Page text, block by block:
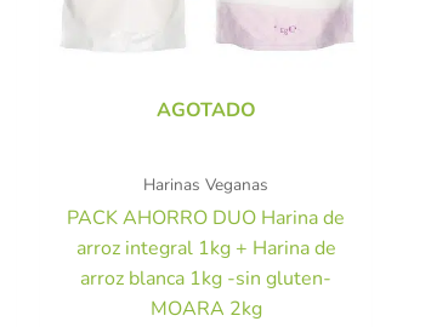
AGOTADO
Harinas Veganas
PACK AHORRO DUO Harina de
arroz integral 1kg + Harina de
arroz blanca 1kg -sin gluten-
MOARA 2kg